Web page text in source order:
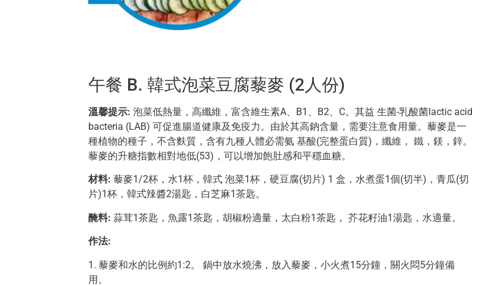
午餐 B. 韓式泡菜豆腐藜麥 (2人份)
溫馨提示: 泡菜低熱量，高纖維，富含維生素A、B1、B2、C。其益 生菌-乳酸菌lactic acid
bacteria (LAB) 可促進腸道健康及免疫力。由於其高鈉含量，需要注意食用量。藜麥是一
種植物的種子，不含麩質，含有九種人體必需氨 基酸(完整蛋白質)，纖維， 鐵，鎂，鋅。
藜麥的升糖指數相對地低(53)，可以增加飽肚感和平穩血糖。
材料: 藜麥1/2杯，水1杯，韓式 泡菜1杯，硬豆腐(切片) 1 盒，水煮蛋1個(切半)，青瓜(切
片)1杯，韓式辣醬2湯匙，白芝麻1茶匙。
醃料: 蒜茸1茶匙，魚露1茶匙，胡椒粉適量，太白粉1茶匙， 芥花籽油1湯匙，水適量。
作法:
1. 藜麥和水的比例約1:2。 鍋中放水燒沸，放入藜麥，小火煮15分鐘，關火悶5分鐘備
用。